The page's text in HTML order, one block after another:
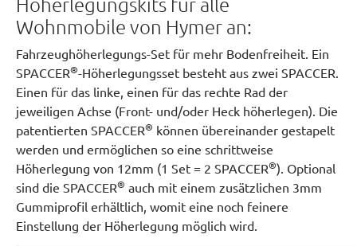
Wohnmobile von Hymer an:
Fahrzeughöherlegungs-Set für mehr Bodenfreiheit. Ein
SPACCER®-Höherlegungsset besteht aus zwei SPACCER.
Einen für das linke, einen für das rechte Rad der
jeweiligen Achse (Front- und/oder Heck höherlegen). Die
patentierten SPACCER® können übereinander gestapelt
werden und ermöglichen so eine schrittweise
Höherlegung von 12mm (1 Set = 2 SPACCER®). Optional
sind die SPACCER® auch mit einem zusätzlichen 3mm
Gummiprofil erhältlich, womit eine noch feinere
Einstellung der Höherlegung möglich wird.